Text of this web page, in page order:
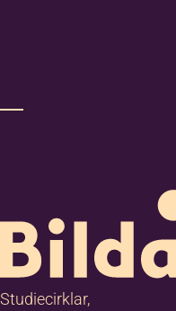
Studiecirklar,